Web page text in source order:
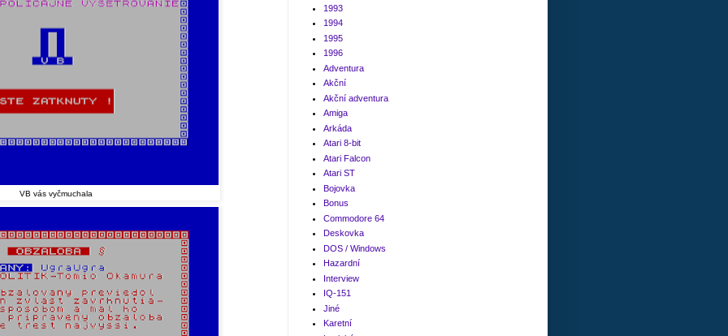
VB vás vyčmuchala
1993
1994
1995
1996
Adventura
Akční
Akční adventura
Amiga
Arkáda
Atari 8-bit
Atari Falcon
Atari ST
Bojovka
Bonus
Commodore 64
Deskovka
DOS / Windows
Hazardní
Interview
IQ-151
Jiné
Karetní